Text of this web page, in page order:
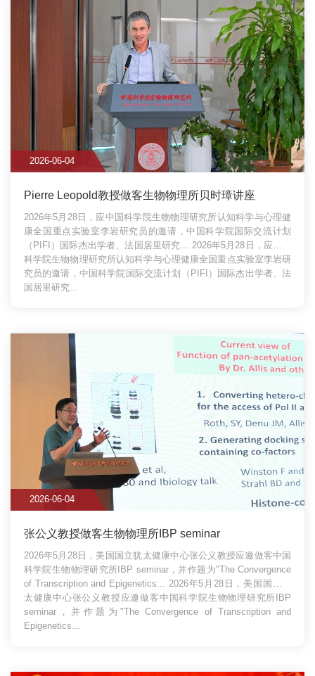
2026-06-04
Pierre Leopold教授做客生物物理所贝时璋讲座
2026年5月28日，应中国科学院生物物理研究所认知科学与心理健
康全国重点实验室李岩研究员的邀请，中国科学院国际交流计划
（PIFI）国际杰出学者、法国居里研究... 2026年5月28日，应中国
科学院生物物理研究所认知科学与心理健康全国重点实验室李岩研
究员的邀请，中国科学院国际交流计划（PIFI）国际杰出学者、法
国居里研究...
2026-06-04
张公义教授做客生物物理所IBP seminar
2026年5月28日，美国国立犹太健康中心张公义教授应邀做客中国
科学院生物物理研究所IBP seminar，并作题为"The Convergence
of Transcription and Epigenetics... 2026年5月28日，美国国立犹
太健康中心张公义教授应邀做客中国科学院生物物理研究所IBP
seminar，并作题为"The Convergence of Transcription and
Epigenetics...